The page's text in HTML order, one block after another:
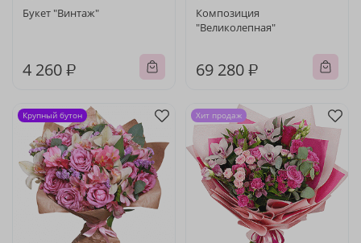
Букет "Винтаж"
4 260 ₽
Композиция
"Великолепная"
69 280 ₽
Крупный бутон Хит продаж